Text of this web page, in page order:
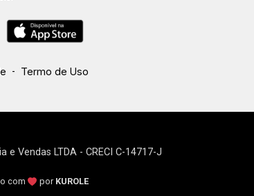
- Termo de Uso
Vendas LTDA - CRECI C-14717-J
com por KUROLE